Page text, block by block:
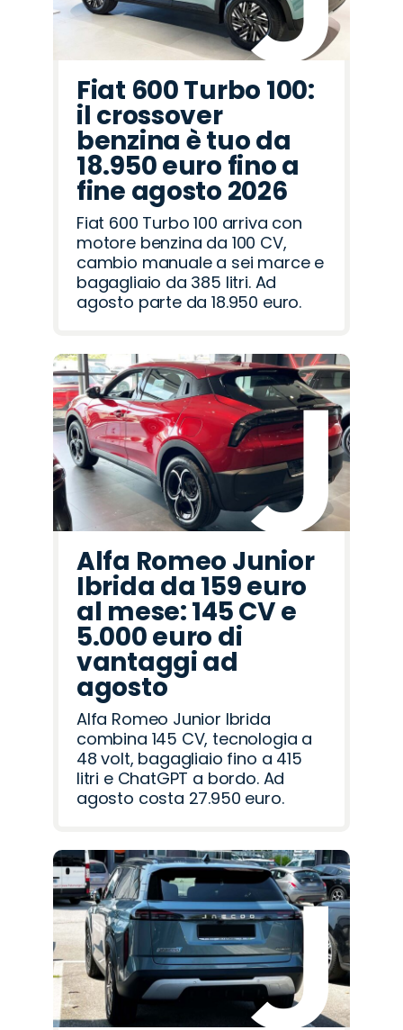
Fiat 600 Turbo 100:
il crossover
benzina è tuo da
18.950 euro fino a
fine agosto 2026
Fiat 600 Turbo 100 arriva con
motore benzina da 100 CV,
cambio manuale a sei marce e
bagagliaio da 385 litri. Ad
agosto parte da 18.950 euro.
Alfa Romeo Junior
Ibrida da 159 euro
al mese: 145 CV e
5.000 euro di
vantaggi ad
agosto
Alfa Romeo Junior Ibrida
combina 145 CV, tecnologia a
48 volt, bagagliaio fino a 415
litri e ChatGPT a bordo. Ad
agosto costa 27.950 euro.